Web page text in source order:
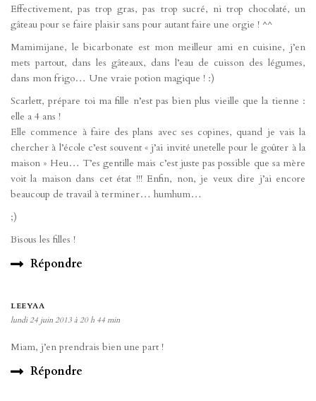
Effectivement, pas trop gras, pas trop sucré, ni trop chocolaté, un
gâteau pour se faire plaisir sans pour autant faire une orgie ! ^^
Mamimijane, le bicarbonate est mon meilleur ami en cuisine, j’en
mets partout, dans les gâteaux, dans l’eau de cuisson des légumes,
dans mon frigo… Une vraie potion magique ! :)
Scarlett, prépare toi ma fille n’est pas bien plus vieille que la tienne :
elle a 4 ans !
Elle commence à faire des plans avec ses copines, quand je vais la
chercher à l’école c’est souvent « j’ai invité unetelle pour le goûter à la
maison » Heu… T’es gentille mais c’est juste pas possible que sa mère
voit la maison dans cet état !!! Enfin, non, je veux dire j’ai encore
beaucoup de travail à terminer… humhum…
;)
Bisous les filles !
Répondre
LEEYAA
lundi 24 juin 2013 à 20 h 44 min
Miam, j’en prendrais bien une part !
Répondre